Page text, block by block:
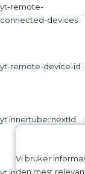
Vi bruker
den mest
yt-remote-
connected-devices
yt-remote-device-id
yt.innertube::nextId